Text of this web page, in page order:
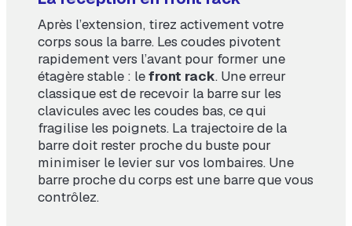
Après l’extension, tirez activement votre
corps sous la barre. Les coudes pivotent
rapidement vers l’avant pour former une
étagère stable : lefront rack. Une erreur
classique est de recevoir la barre sur les
clavicules avec les coudes bas, ce qui
fragilise les poignets. La trajectoire de la
barre doit rester proche du buste pour
minimiser le levier sur vos lombaires. Une
barre proche du corps est une barre que vous
contrôlez.